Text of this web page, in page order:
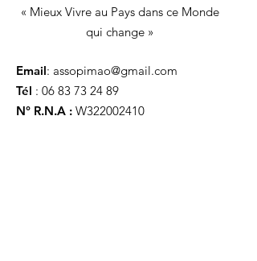
« Mieux Vivre au Pays dans ce Monde
qui change »
Email: assopimao@gmail.com
Tél : 06 83 73 24 89
N° R.N.A : W322002410